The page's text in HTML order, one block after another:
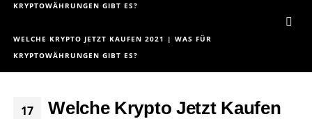
KRYPTOWÄHRUNGEN GIBT ES?
WELCHE KRYPTO JETZT KAUFEN 2021 | WAS FÜR
KRYPTOWÄHRUNGEN GIBT ES?
17
Welche Krypto Jetzt Kaufen